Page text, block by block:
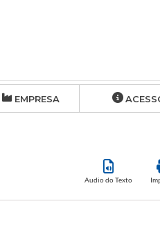
EMPRESA
Audio do Texto